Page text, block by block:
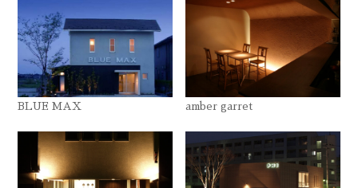
BLUE MAX amber garret